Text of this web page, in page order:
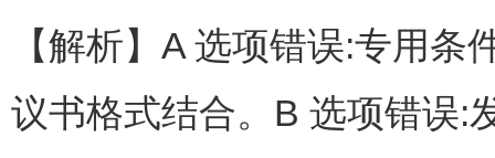
【解析】A 选项错误:专用
议书格式结合。B 选项错误: